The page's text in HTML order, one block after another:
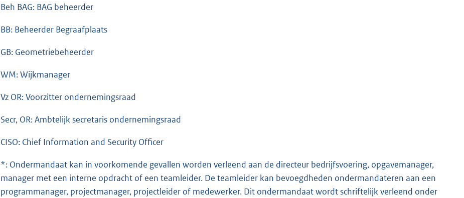
Beh BAG: BAG beheerder
BB: Beheerder Begraafplaats
GB: Geometriebeheerder
WM: Wijkmanager
Vz OR: Voorzitter ondernemingsraad
Secr, OR: Ambtelijk secretaris ondernemingsraad
CISO: Chief Information and Security Officer
*: Ondermandaat kan in voorkomende gevallen worden verleend aan de directeur bedrijfsvoering, opgavemanager,
manager met een interne opdracht of een teamleider. De teamleider kan bevoegdheden ondermandateren aan een
programmanager, projectmanager, projectleider of medewerker. Dit ondermandaat wordt schriftelijk verleend onder